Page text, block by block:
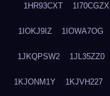
1HR93CXT 1I70CGZX
1IOKJ9IZ 1IOWA7OG
1JKQPSW2 1JL35ZZ0
1KJONM1Y 1KJVH227